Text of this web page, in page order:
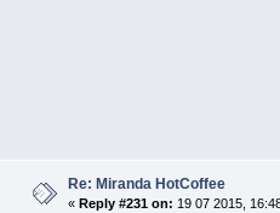
Re: Miranda HotCoffee
« Reply #231 on: 19 07 2015,